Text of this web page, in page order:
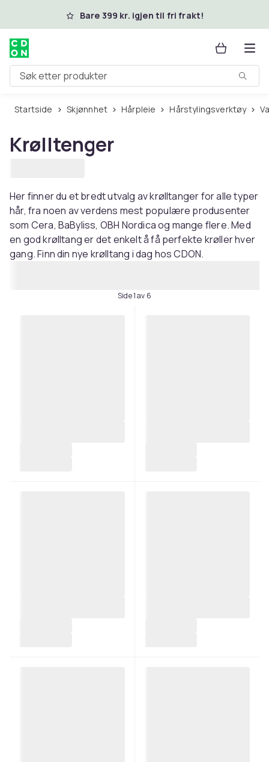
Hopp til hovedinnholdBare 399 kr. igjen til fri frakt!
Søk etter produkter
Startside Skjønnhet Hårpleie Hårstylingsverktøy
Krølltenger
Her finner du et bredt utvalg av krølltanger for alle typer
hår, fra noen av verdens mest populære produsenter
som Cera, BaByliss, OBH Nordica og mange flere. Med
en god krølltang er det enkelt å få perfekte krøller hver
gang. Finn din nye krølltang i dag hos CDON.
Side 1 av 6